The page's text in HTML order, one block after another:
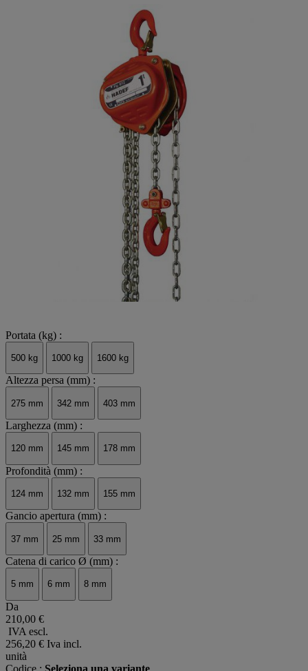
Portata (kg) :
500 kg 1000 kg 1600 kg
Altezza persa (mm) :
275 mm 342 mm 403 mm
Larghezza (mm) :
120 mm 145 mm 178 mm
Profondità (mm) :
124 mm 132 mm 155 mm
Gancio apertura (mm) :
37 mm 25 mm 33 mm
Catena di carico Ø (mm) :
5 mm 6 mm 8 mm
Da
210,00 €
IVA escl.
256,20 € Iva incl.
unità
Codice : Seleziona una variante